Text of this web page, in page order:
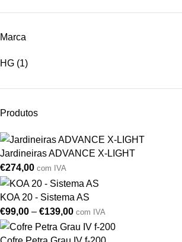
Marca
HG (1)
Produtos
Jardineiras ADVANCE X-LIGHT
€274,00 com IVA
KOA 20 - Sistema AS
€99,00 – €139,00 com IVA